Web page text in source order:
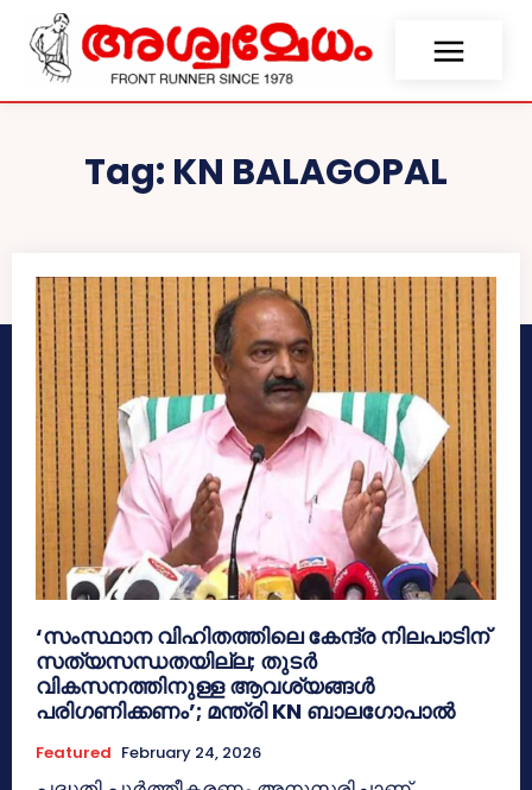
Tag: KN BALAGOPAL
‘സംസ്ഥാന വിഹിതത്തിലെ കേന്ദ്ര നിലപാടിന്
സത്യസന്ധതയില്ല; തുടർ
വികസനത്തിനുള്ള ആവശ്യങ്ങൾ
പരിഗണിക്കണം’; മന്ത്രി KN ബാലഗോപാൽ
Featured February 24, 2026